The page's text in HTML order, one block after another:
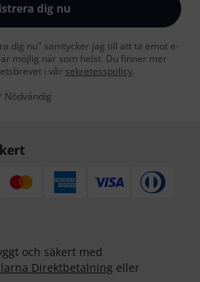
dig nu
dig nu" samtycker jag till att ta emot e-
möjlig när som helst. Du finner mer
i vår sekretesspolicy.
Nödvändig
och säkert med
Direktbetalning eller